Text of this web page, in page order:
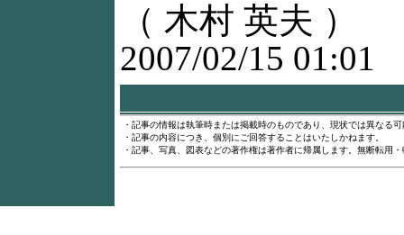
（ 木村 英夫 ）
2007/02/15 01:01
・記事の情報は執筆時または掲載時のものであり、現状では異なる
・記事の内容につき、個別にご回答することはいたしかねます。
・記事、写真、図表などの著作権は著作者に帰属します。無断転用